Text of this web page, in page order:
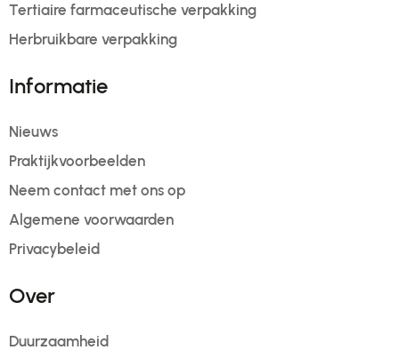
Tertiaire farmaceutische verpakking
Herbruikbare verpakking
Informatie
Nieuws
Praktijkvoorbeelden
Neem contact met ons op
Algemene voorwaarden
Privacybeleid
Over
Duurzaamheid